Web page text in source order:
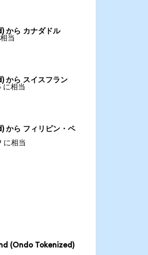
から カナダドル
当
から スイスフラン
に相当
から フィリピン・ペ
に相当
(Ondo Tokenized)